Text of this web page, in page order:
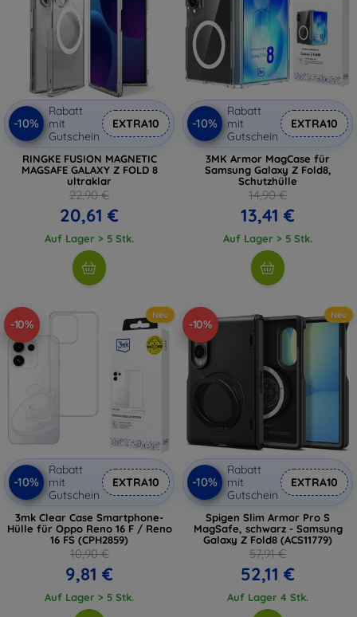
-10%
Rabatt
mit
Gutschein
EXTRA10
RINGKE FUSION MAGNETIC
MAGSAFE GALAXY Z FOLD 8
ultraklar
22,90 €
20,61 €
Auf Lager > 5 Stk.
-10%
Rabatt
mit
Gutschein
EXTRA10
3MK Armor MagCase für
Samsung Galaxy Z Fold8,
Schutzhülle
14,90 €
13,41 €
Auf Lager > 5 Stk.
-10%
Neu
-10%
Rabatt
mit
Gutschein
EXTRA10
3mk Clear Case Smartphone-
Hülle für Oppo Reno 16 F / Reno
16 FS (CPH2859)
10,90 €
9,81 €
Auf Lager > 5 Stk.
-10%
Neu
-10%
Rabatt
mit
Gutschein
EXTRA10
Spigen Slim Armor Pro S
MagSafe, schwarz - Samsung
Galaxy Z Fold8 (ACS11779)
57,91 €
52,11 €
Auf Lager 4 Stk.